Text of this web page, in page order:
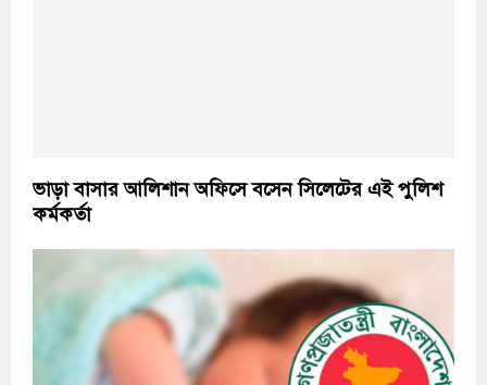
ভাড়া বাসার আলিশান অফিসে বসেন সিলেটের এই পুলিশ
কর্মকর্তা